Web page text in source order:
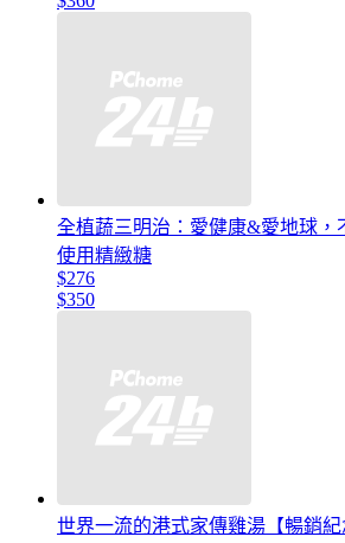
全植蔬三明治：愛健康&愛地球，
使用精緻糖
$276
$350
世界一流的港式家傳雞湯【暢銷